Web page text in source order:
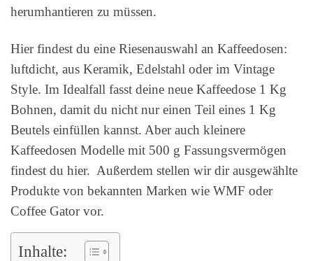
herumhantieren zu müssen.
Hier findest du eine Riesenauswahl an Kaffeedosen:
luftdicht, aus Keramik, Edelstahl oder im Vintage
Style. Im Idealfall fasst deine neue Kaffeedose 1 Kg
Bohnen, damit du nicht nur einen Teil eines 1 Kg
Beutels einfüllen kannst. Aber auch kleinere
Kaffeedosen Modelle mit 500 g Fassungsvermögen
findest du hier. Außerdem stellen wir dir ausgewählte
Produkte von bekannten Marken wie WMF oder
Coffee Gator vor.
Inhalte: